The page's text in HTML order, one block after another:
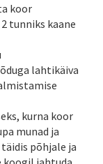
koor
tunniks kaane
lahtikäiva
kurna koor
munad ja
põhjale ja